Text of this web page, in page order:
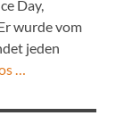
Day,
wurde vom
jeden
…